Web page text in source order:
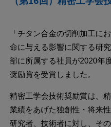
「チタン合金の切削加工に
命に与える影響に関する研
部に所属する社員が2020年
奨励賞を受賞しました。
精密工学会技術奨励賞は、
業績をあげた独創性・将来
研究者、技術者に対し、そ